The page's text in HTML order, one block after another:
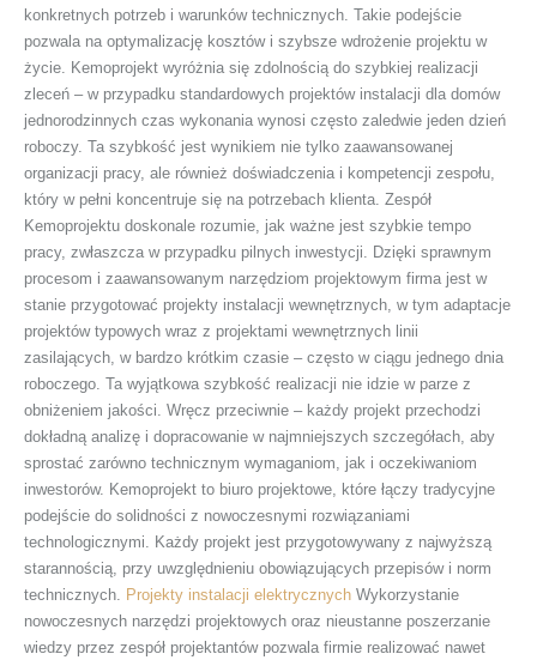
konkretnych potrzeb i warunków technicznych. Takie podejście
pozwala na optymalizację kosztów i szybsze wdrożenie projektu w
życie. Kemoprojekt wyróżnia się zdolnością do szybkiej realizacji
zleceń – w przypadku standardowych projektów instalacji dla domów
jednorodzinnych czas wykonania wynosi często zaledwie jeden dzień
roboczy. Ta szybkość jest wynikiem nie tylko zaawansowanej
organizacji pracy, ale również doświadczenia i kompetencji zespołu,
który w pełni koncentruje się na potrzebach klienta. Zespół
Kemoprojektu doskonale rozumie, jak ważne jest szybkie tempo
pracy, zwłaszcza w przypadku pilnych inwestycji. Dzięki sprawnym
procesom i zaawansowanym narzędziom projektowym firma jest w
stanie przygotować projekty instalacji wewnętrznych, w tym adaptacje
projektów typowych wraz z projektami wewnętrznych linii
zasilających, w bardzo krótkim czasie – często w ciągu jednego dnia
roboczego. Ta wyjątkowa szybkość realizacji nie idzie w parze z
obniżeniem jakości. Wręcz przeciwnie – każdy projekt przechodzi
dokładną analizę i dopracowanie w najmniejszych szczegółach, aby
sprostać zarówno technicznym wymaganiom, jak i oczekiwaniom
inwestorów. Kemoprojekt to biuro projektowe, które łączy tradycyjne
podejście do solidności z nowoczesnymi rozwiązaniami
technologicznymi. Każdy projekt jest przygotowywany z najwyższą
starannością, przy uwzględnieniu obowiązujących przepisów i norm
technicznych. Projekty instalacji elektrycznych Wykorzystanie
nowoczesnych narzędzi projektowych oraz nieustanne poszerzanie
wiedzy przez zespół projektantów pozwala firmie realizować nawet